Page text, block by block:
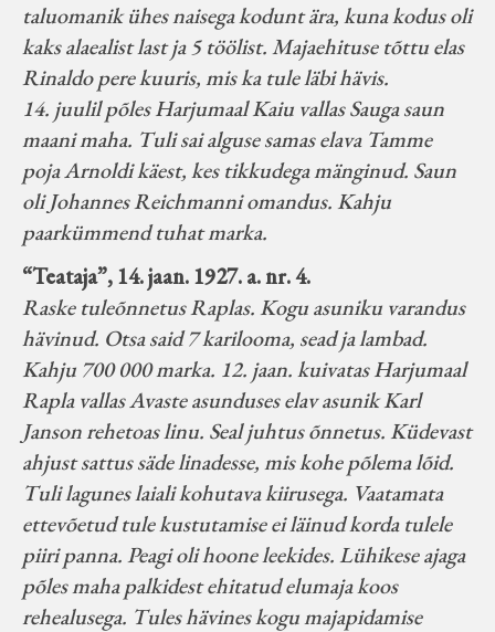
taluomanik ühes naisega kodunt ära, kuna kodus oli
kaks alaealist last ja 5 töölist. Majaehituse tõttu elas
Rinaldo pere kuuris, mis ka tule läbi hävis.
14. juulil põles Harjumaal Kaiu vallas Sauga saun
maani maha. Tuli sai alguse samas elava Tamme
poja Arnoldi käest, kes tikkudega mänginud. Saun
oli Johannes Reichmanni omandus. Kahju
paarkümmend tuhat marka.
“Teataja”, 14. jaan. 1927. a. nr. 4.
Raske tuleõnnetus Raplas. Kogu asuniku varandus
hävinud. Otsa said 7 karilooma, sead ja lambad.
Kahju 700 000 marka. 12. jaan. kuivatas Harjumaal
Rapla vallas Avaste asunduses elav asunik Karl
Janson rehetoas linu. Seal juhtus õnnetus. Küdevast
ahjust sattus säde linadesse, mis kohe põlema lõid.
Tuli lagunes laiali kohutava kiirusega. Vaatamata
ettevõetud tule kustutamise ei läinud korda tulele
piiri panna. Peagi oli hoone leekides. Lühikese ajaga
põles maha palkidest ehitatud elumaja koos
rehealusega. Tules hävines kogu majapidamise